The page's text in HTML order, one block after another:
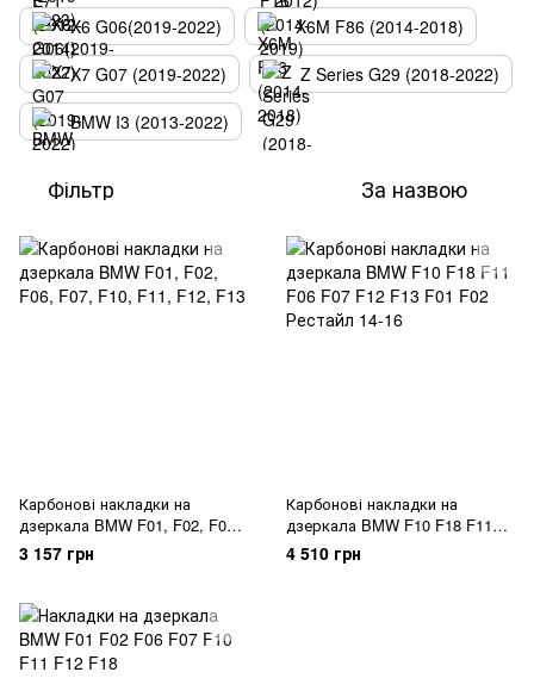
X6 G06(2019-2022)
X6M F86 (2014-2018)
X7 G07 (2019-2022)
Z Series G29 (2018-2022)
BMW I3 (2013-2022)
Фільтр За назвою
Карбонові накладки на
дзеркала BMW F01, F02, F06,
F07, F10, F11, F12, F13
3 157 грн
Карбонові накладки на
дзеркала BMW F10 F18 F11
F06 F07 F12 F13 F01 F02
Рестайл 14-16
4 510 грн